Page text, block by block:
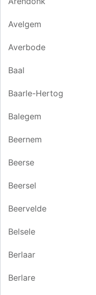
Avelgem
Averbode
Baal
Baarle-Hertog
Balegem
Beernem
Beerse
Beersel
Beervelde
Belsele
Berlaar
Berlare